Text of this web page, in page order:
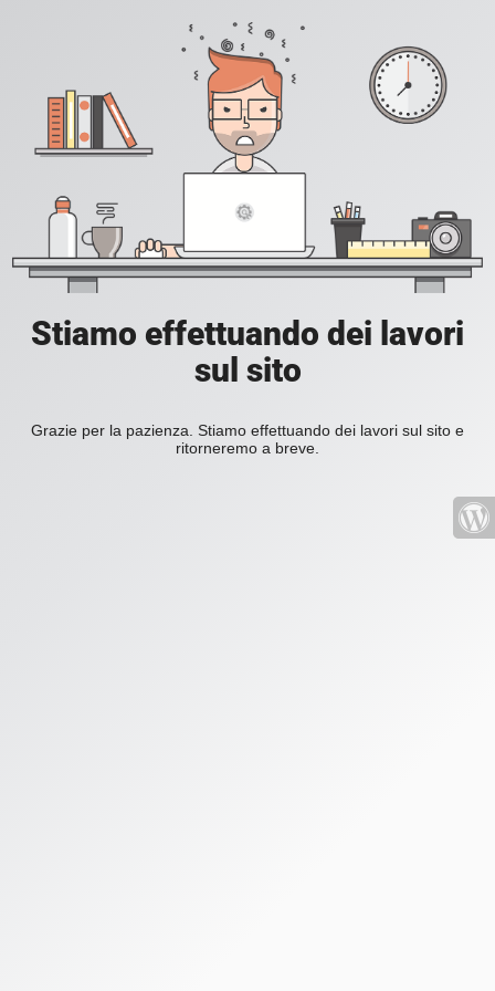
Stiamo effettuando dei lavori
sul sito
Grazie per la pazienza. Stiamo effettuando dei lavori sul sito e
ritorneremo a breve.